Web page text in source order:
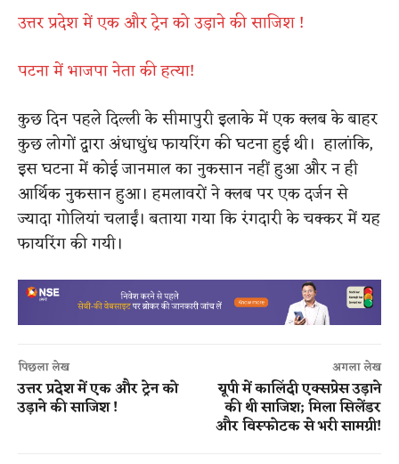
उत्तर प्रदेश में एक और ट्रेन को उड़ाने की साजिश !
पटना में भाजपा नेता की हत्या!
कुछ दिन पहले दिल्ली के सीमापुरी इलाके में एक क्लब के बाहर
कुछ लोगों द्वारा अंधाधुंध फायरिंग की घटना हुई थी। हालांकि,
इस घटना में कोई जानमाल का नुकसान नहीं हुआ और न ही
आर्थिक नुकसान हुआ। हमलावरों ने क्लब पर एक दर्जन से
ज्यादा गोलियां चलाईं। बताया गया कि रंगदारी के चक्कर में यह
फायरिंग की गयी।
पिछला लेख
उत्तर प्रदेश में एक और ट्रेन को
उड़ाने की साजिश !
अगला लेख
यूपी में कालिंदी एक्सप्रेस उड़ाने
की थी साजिश; मिला सिलेंडर
और विस्फोटक से भरी सामग्री!